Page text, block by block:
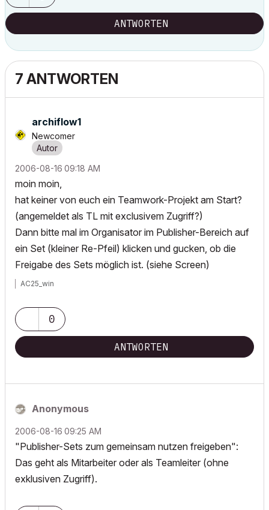
ANTWORTEN
7 ANTWORTEN
archiflow1
Newcomer
‎2006-08-16 09:18 AM
moin moin,
hat keiner von euch ein Teamwork-Projekt am Start?
(angemeldet als TL mit exclusivem Zugriff?)
Dann bitte mal im Organisator im Publisher-Bereich auf
ein Set (kleiner Re-Pfeil) klicken und gucken, ob die
Freigabe des Sets möglich ist. (siehe Screen)
AC25_win
0
ANTWORTEN
Anonymous
‎2006-08-16 09:25 AM
"Publisher-Sets zum gemeinsam nutzen freigeben":
Das geht als Mitarbeiter oder als Teamleiter (ohne
exklusiven Zugriff).